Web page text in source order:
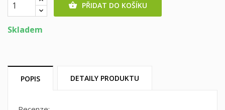
 PŘIDAT DO KOŠÍKU
Skladem
POPIS DETAILY PRODUKTU